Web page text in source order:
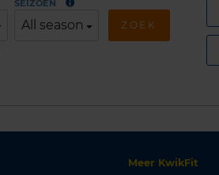
SEIZOEN
All season ZOEK
Meer KwikFit